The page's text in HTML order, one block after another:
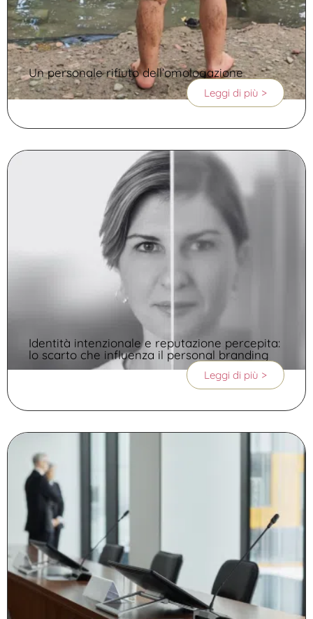
Un personale rifiuto dell’omologazione
Leggi di più >
Identità intenzionale e reputazione percepita:
lo scarto che influenza il personal branding
Leggi di più >